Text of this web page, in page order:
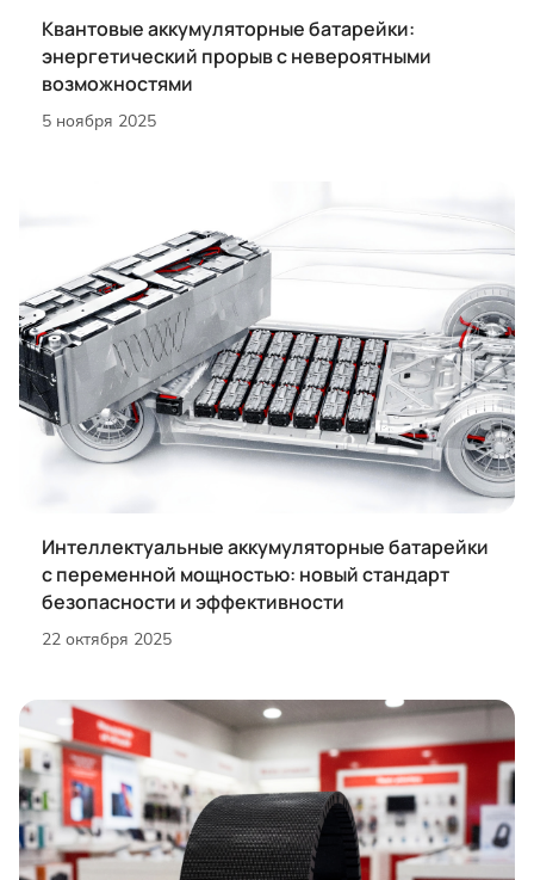
Квантовые аккумуляторные батарейки:
энергетический прорыв с невероятными
возможностями
5 ноября 2025
Интеллектуальные аккумуляторные батарейки
с переменной мощностью: новый стандарт
безопасности и эффективности
22 октября 2025